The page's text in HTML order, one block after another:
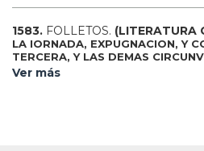
1583. FOLLETOS. (LITERATURA
LA IORNADA, EXPUGNACION, Y
TERCERA, Y LAS DEMAS
ALBARO DE BAÇAN...
Ver más